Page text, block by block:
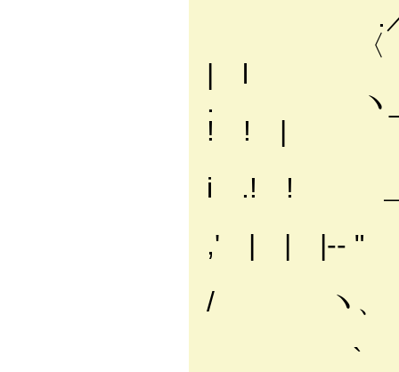
.／ _
〈
| l
. ヽ_
! ! |
i .! !
,' | | |-‐
/ ヽ、
` ｀